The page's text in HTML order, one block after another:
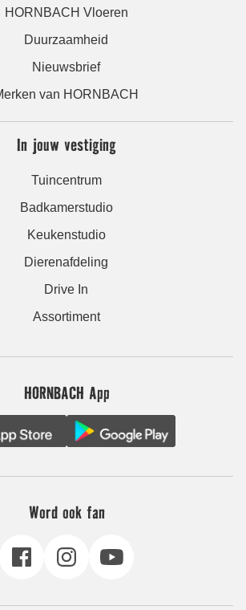
HORNBACH Vloeren
Duurzaamheid
Nieuwsbrief
van HORNBACH
In jouw vestiging
Tuincentrum
Badkamerstudio
Keukenstudio
Dierenafdeling
Drive In
Assortiment
HORNBACH App
Word ook fan